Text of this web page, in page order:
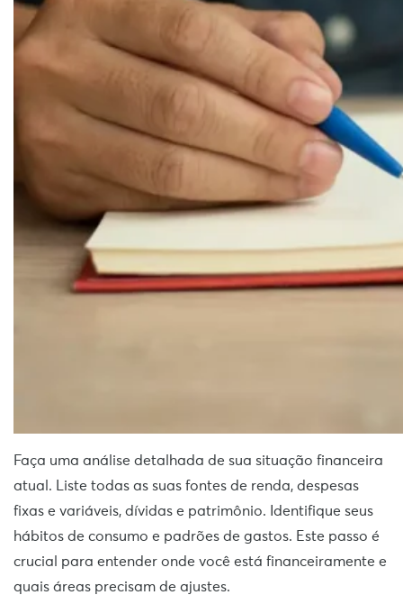
Faça uma análise detalhada de sua situação financeira
atual. Liste todas as suas fontes de renda, despesas
fixas e variáveis, dívidas e patrimônio. Identifique seus
hábitos de consumo e padrões de gastos. Este passo é
crucial para entender onde você está financeiramente e
quais áreas precisam de ajustes.